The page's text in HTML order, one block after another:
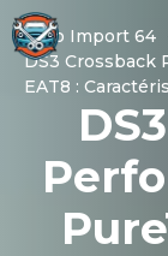
Aller
au
contenu
Auto Import 64
DS3 Crossback
EAT8 :